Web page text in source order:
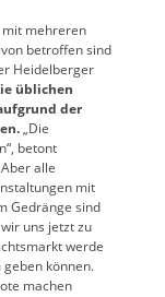
mehreren
betroffen sind
Heidelberger
üblichen
der
„Die
betont
alle
mit
Gedränge sind
uns jetzt zu
werde
können.
machen